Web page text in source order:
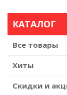
КАТАЛОГ
Все товары
Хиты
Скидки и